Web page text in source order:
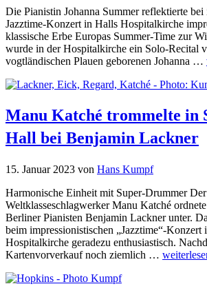
Die Pianistin Johanna Summer reflektierte bei
Jazztime-Konzert in Halls Hospitalkirche
klassische Erbe Europas Summer-Time zur
wurde in der Hospitalkirche ein Solo-Recital
vogtländischen Plauen geborenen Johanna …
Manu Katché trommelte in
Hall bei Benjamin Lackner
15. Januar 2023 von Hans Kumpf
Harmonische Einheit mit Super-Drummer Der
Weltklasseschlagwerker Manu Katché
Berliner Pianisten Benjamin Lackner unter.
beim impressionistischen „Jazztime“-Konzert
Hospitalkirche geradezu enthusiastisch.
Kartenvorverkauf noch ziemlich …